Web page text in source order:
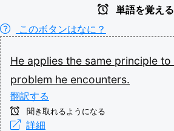
単語を覚える
このボタンはなに？
He applies the same principle to
problem he encounters.
翻訳する
聞き取れるようになる
詳細